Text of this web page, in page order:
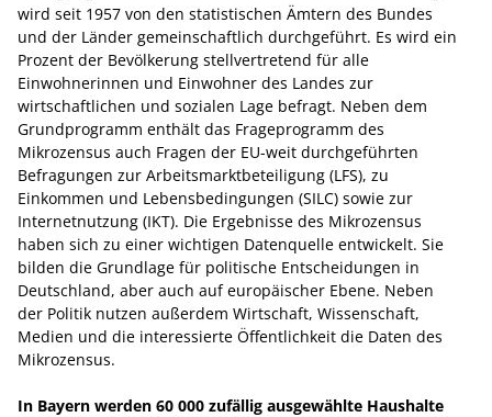
wird seit 1957 von den statistischen Ämtern des Bundes
und der Länder gemeinschaftlich durchgeführt. Es wird ein
Prozent der Bevölkerung stellvertretend für alle
Einwohnerinnen und Einwohner des Landes zur
wirtschaftlichen und sozialen Lage befragt. Neben dem
Grundprogramm enthält das Frageprogramm des
Mikrozensus auch Fragen der EU-weit durchgeführten
Befragungen zur Arbeitsmarktbeteiligung (LFS), zu
Einkommen und Lebensbedingungen (SILC) sowie zur
Internetnutzung (IKT). Die Ergebnisse des Mikrozensus
haben sich zu einer wichtigen Datenquelle entwickelt. Sie
bilden die Grundlage für politische Entscheidungen in
Deutschland, aber auch auf europäischer Ebene. Neben
der Politik nutzen außerdem Wirtschaft, Wissenschaft,
Medien und die interessierte Öffentlichkeit die Daten des
Mikrozensus.
In Bayern werden 60 000 zufällig ausgewählte Haushalte